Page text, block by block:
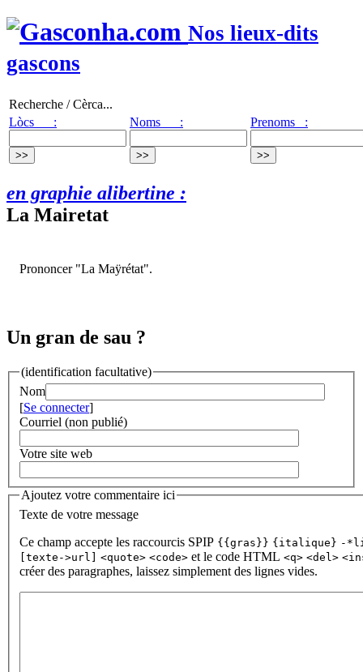
Nos lieux-dits
gascons
Recherche / Cèrca...
Lòcs :
Noms : Prenoms :
en graphie alibertine :
La Mairetat
Prononcer "La Maÿrétat".
Un gran de sau ?
(identification facultative)
Nom
[Se connecter]
Courriel (non publié)
Votre site web
Ajoutez votre commentaire ici
Texte de votre message
Ce champ accepte les raccourcis SPIP {{gras}} {italique} -
[texte->url] <quote> <code> et le code HTML <q> <del>
créer des paragraphes, laissez simplement des lignes vides.